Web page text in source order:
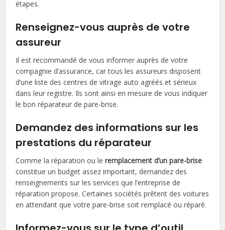
étapes.
Renseignez-vous auprès de votre
assureur
Il est recommandé de vous informer auprès de votre
compagnie d’assurance, car tous les assureurs disposent
d’une liste des centres de vitrage auto agréés et sérieux
dans leur registre. Ils sont ainsi en mesure de vous indiquer
le bon réparateur de pare-brise.
Demandez des informations sur les
prestations du réparateur
Comme la réparation ou le remplacement d’un pare-brise
constitue un budget assez important, demandez des
renseignements sur les services que l’entreprise de
réparation propose. Certaines sociétés prêtent des voitures
en attendant que votre pare-brise soit remplacé ou réparé.